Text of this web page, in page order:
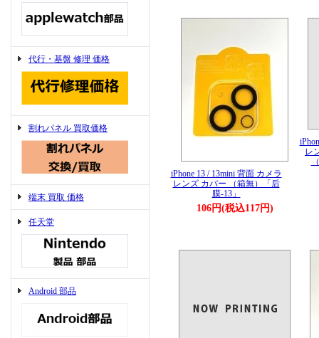
代行・基盤 修理 価格
割れパネル 買取価格
端末 買取 価格
任天堂
Android 部品
iPhone 13 / 13mini 背面 カメラ
レンズ カバー （箱無）「后
膜-13」
106円(税込117円)
レ